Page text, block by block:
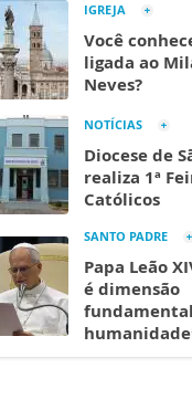
IGREJA
Você
ligada ao
Neves?
NOTÍCIAS
Diocese de
realiza 1ª
Católicos
SANTO PADRE
Papa Leão
é dimensão